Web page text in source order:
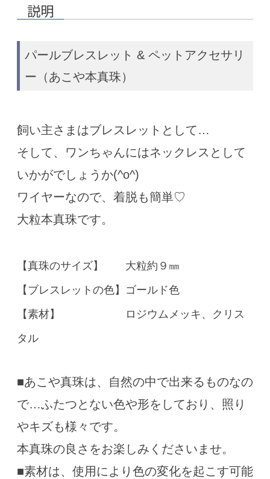
説明
パールブレスレット & ペットアクセサリ
ー（あこや本真珠）
飼い主さまはブレスレットとして…
そして、ワンちゃんにはネックレスとして
いかがでしょうか(^o^)
ワイヤーなので、着脱も簡単♡
大粒本真珠です。
【真珠のサイズ】 大粒約９㎜
【ブレスレットの色】ゴールド色
【素材】 ロジウムメッキ、クリス
タル
■あこや真珠は、自然の中で出来るものなの
で…ふたつとない色や形をしており、照り
やキズも様々です。
本真珠の良さをお楽しみくださいませ。
■素材は、使用により色の変化を起こす可能